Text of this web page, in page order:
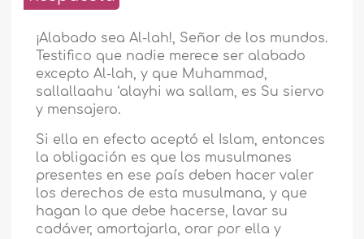
¡Alabado sea Al-lah!, Señor de los mundos.
Testifico que nadie merece ser alabado
excepto Al-lah, y que Muhammad,
sallallaahu ‘alayhi wa sallam, es Su siervo
y mensajero.
Si ella en efecto aceptó el Islam, entonces
la obligación es que los musulmanes
presentes en ese país deben hacer valer
los derechos de esta musulmana, y que
hagan lo que debe hacerse, lavar su
cadáver, amortajarla, orar por ella y